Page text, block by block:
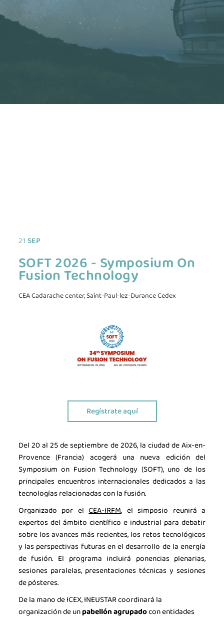
La industria de la Ciencia
Noticias
Agenda
Contacto
Talento
Únete
SEP
21
SOFT 2026 - Symposium On
Fusion Technology
CEA Cadarache center, Saint-Paul-lez-Durance Cedex
Regístrate aquí
Del 20 al 25 de septiembre de 2026, la ciudad de Aix-en-
Provence (Francia) acogerá una nueva edición del
Symposium on Fusion Technology (SOFT), uno de los
principales encuentros internacionales dedicados a las
tecnologías relacionadas con la fusión.
Organizado por elCEA-IRFM, el simposio reunirá a
expertos del ámbito científico e industrial para debatir
sobre los avances más recientes, los retos tecnológicos
y las perspectivas futuras en el desarrollo de la energía
de fusión. El programa incluirá ponencias plenarias,
sesiones paralelas, presentaciones técnicas y sesiones
de pósteres.
De la mano de ICEX, INEUSTAR coordinará la
organización de unpabellón agrupadocon entidades